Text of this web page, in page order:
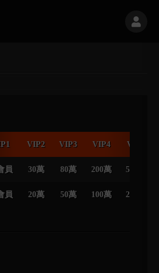
VIP2 VIP3 VIP4 VIP5
員 30萬 80萬 200萬 500萬
員 20萬 50萬 100萬 250萬